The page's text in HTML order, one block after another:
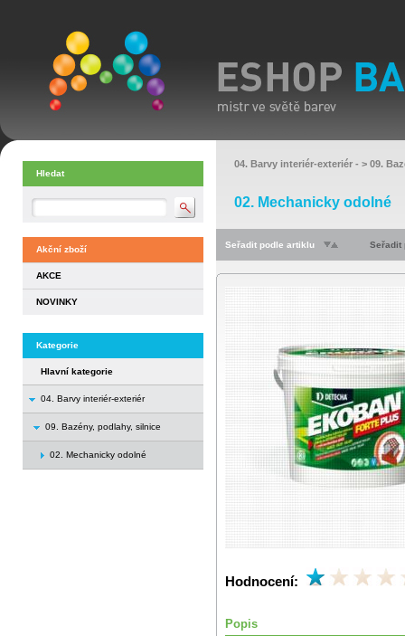
Hledat
Akční zboží
AKCE
NOVINKY
Kategorie
Hlavní kategorie
04. Barvy interiér-exteriér
09. Bazény, podlahy, silnice
02. Mechanicky odolné
04. Barvy interiér-exteriér - > 09.
02. Mechanicky odolné
Seřadit podle artiklu Seřadit
Hodnocení:
Popis